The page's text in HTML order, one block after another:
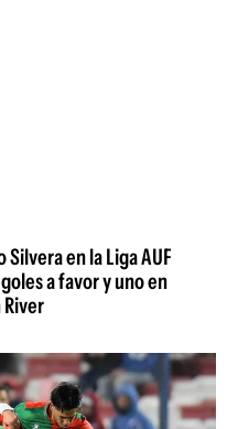
en la Liga AUF
a favor y uno en